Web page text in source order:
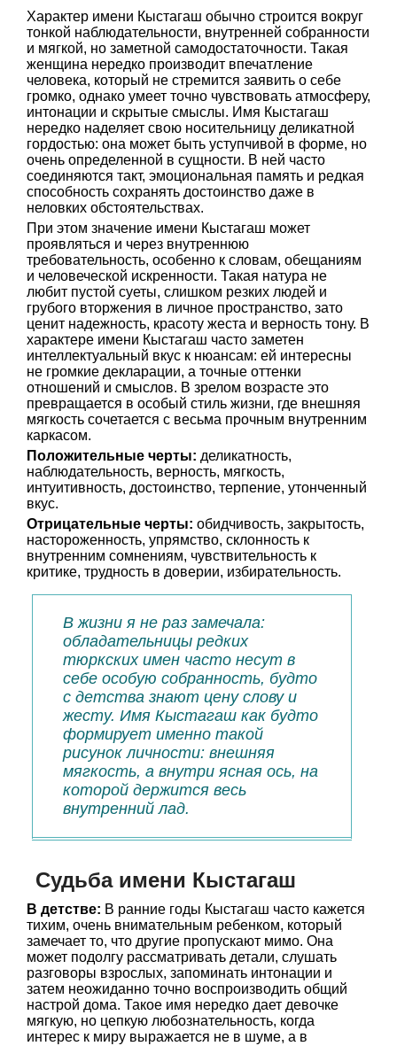
Характер имени Кыстагаш обычно строится вокруг
тонкой наблюдательности, внутренней собранности
и мягкой, но заметной самодостаточности. Такая
женщина нередко производит впечатление
человека, который не стремится заявить о себе
громко, однако умеет точно чувствовать атмосферу,
интонации и скрытые смыслы. Имя Кыстагаш
нередко наделяет свою носительницу деликатной
гордостью: она может быть уступчивой в форме, но
очень определенной в сущности. В ней часто
соединяются такт, эмоциональная память и редкая
способность сохранять достоинство даже в
неловких обстоятельствах.
При этом значение имени Кыстагаш может
проявляться и через внутреннюю
требовательность, особенно к словам, обещаниям
и человеческой искренности. Такая натура не
любит пустой суеты, слишком резких людей и
грубого вторжения в личное пространство, зато
ценит надежность, красоту жеста и верность тону. В
характере имени Кыстагаш часто заметен
интеллектуальный вкус к нюансам: ей интересны
не громкие декларации, а точные оттенки
отношений и смыслов. В зрелом возрасте это
превращается в особый стиль жизни, где внешняя
мягкость сочетается с весьма прочным внутренним
каркасом.
Положительные черты: деликатность,
наблюдательность, верность, мягкость,
интуитивность, достоинство, терпение, утонченный
вкус.
Отрицательные черты: обидчивость, закрытость,
настороженность, упрямство, склонность к
внутренним сомнениям, чувствительность к
критике, трудность в доверии, избирательность.
В жизни я не раз замечала:
обладательницы редких
тюркских имен часто несут в
себе особую собранность, будто
с детства знают цену слову и
жесту. Имя Кыстагаш как будто
формирует именно такой
рисунок личности: внешняя
мягкость, а внутри ясная ось, на
которой держится весь
внутренний лад.
Судьба имени Кыстагаш
В детстве: В ранние годы Кыстагаш часто кажется
тихим, очень внимательным ребенком, который
замечает то, что другие пропускают мимо. Она
может подолгу рассматривать детали, слушать
разговоры взрослых, запоминать интонации и
затем неожиданно точно воспроизводить общий
настрой дома. Такое имя нередко дает девочке
мягкую, но цепкую любознательность, когда
интерес к миру выражается не в шуме, а в